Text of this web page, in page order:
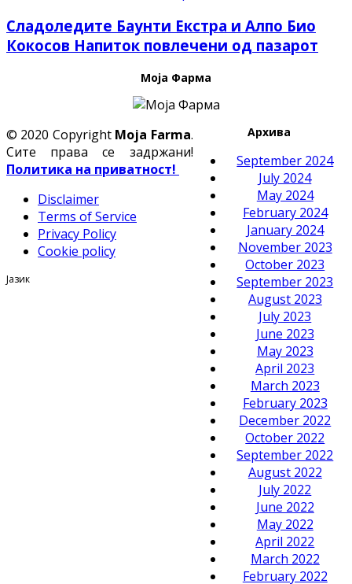
Сладоледите Баунти Екстра и Алпо Био
Кокосов Напиток повлечени од пазарот
Моја Фарма
Архива
September 2024
July 2024
May 2024
February 2024
January 2024
November 2023
October 2023
September 2023
August 2023
July 2023
June 2023
May 2023
April 2023
March 2023
February 2023
December 2022
October 2022
September 2022
August 2022
July 2022
June 2022
May 2022
April 2022
March 2022
February 2022
© 2020 Copyright Moja Farma.
Сите права се задржани!
Политика на приватност!
Disclaimer
Terms of Service
Privacy Policy
Cookie policy
Јазик